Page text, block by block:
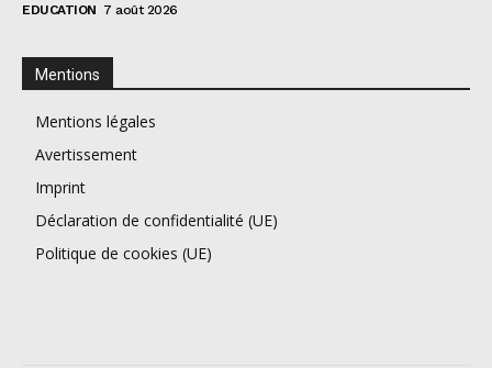
EDUCATION 7 août 2026
Mentions
Mentions légales
Avertissement
Imprint
Déclaration de confidentialité (UE)
Politique de cookies (UE)